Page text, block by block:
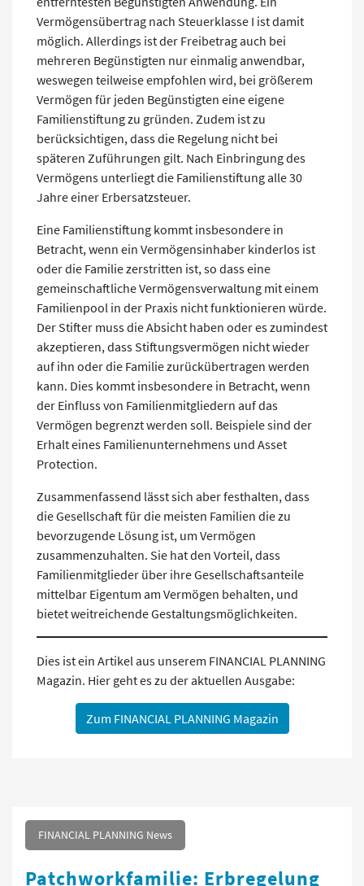
Vermögensübertrag nach Steuerklasse I ist damit
möglich. Allerdings ist der Freibetrag auch bei
mehreren Begünstigten nur einmalig anwendbar,
weswegen teilweise empfohlen wird, bei größerem
Vermögen für jeden Begünstigten eine eigene
Familienstiftung zu gründen. Zudem ist zu
berücksichtigen, dass die Regelung nicht bei
späteren Zuführungen gilt. Nach Einbringung des
Vermögens unterliegt die Familienstiftung alle 30
Jahre einer Erbersatzsteuer.
Eine Familienstiftung kommt insbesondere in
Betracht, wenn ein Vermögensinhaber kinderlos ist
oder die Familie zerstritten ist, so dass eine
gemeinschaftliche Vermögensverwaltung mit einem
Familienpool in der Praxis nicht funktionieren würde.
Der Stifter muss die Absicht haben oder es zumindest
akzeptieren, dass Stiftungsvermögen nicht wieder
auf ihn oder die Familie zurückübertragen werden
kann. Dies kommt insbesondere in Betracht, wenn
der Einfluss von Familienmitgliedern auf das
Vermögen begrenzt werden soll. Beispiele sind der
Erhalt eines Familienunternehmens und Asset
Protection.
Zusammenfassend lässt sich aber festhalten, dass
die Gesellschaft für die meisten Familien die zu
bevorzugende Lösung ist, um Vermögen
zusammenzuhalten. Sie hat den Vorteil, dass
Familienmitglieder über ihre Gesellschaftsanteile
mittelbar Eigentum am Vermögen behalten, und
bietet weitreichende Gestaltungsmöglichkeiten.
Dies ist ein Artikel aus unserem FINANCIAL PLANNING
Magazin. Hier geht es zu der aktuellen Ausgabe:
Zum FINANCIAL PLANNING Magazin
FINANCIAL PLANNING News
Patchworkfamilie: Erbregelung